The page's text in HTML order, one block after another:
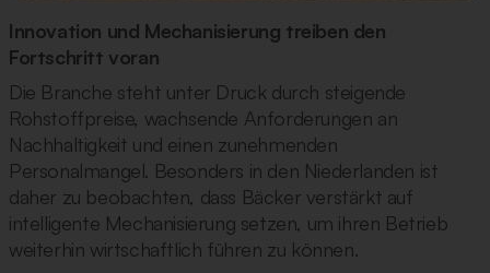
Innovation und Mechanisierung treiben den
Fortschritt voran
Die Branche steht unter Druck durch steigende
Rohstoffpreise, wachsende Anforderungen an
Nachhaltigkeit und einen zunehmenden
Personalmangel. Besonders in den Niederlanden ist
daher zu beobachten, dass Bäcker verstärkt auf
intelligente Mechanisierung setzen, um ihren Betrieb
weiterhin wirtschaftlich führen zu können.